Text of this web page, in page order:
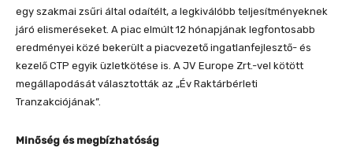
egy szakmai zsűri által odaítélt, a legkiválóbb teljesítményeknek
járó elismeréseket. A piac elmúlt 12 hónapjának legfontosabb
eredményei közé bekerült a piacvezető ingatlanfejlesztő- és
kezelő CTP egyik üzletkötése is. A JV Europe Zrt.-vel kötött
megállapodását választották az „Év Raktárbérleti
Tranzakciójának”.
Minőség és megbízhatóság